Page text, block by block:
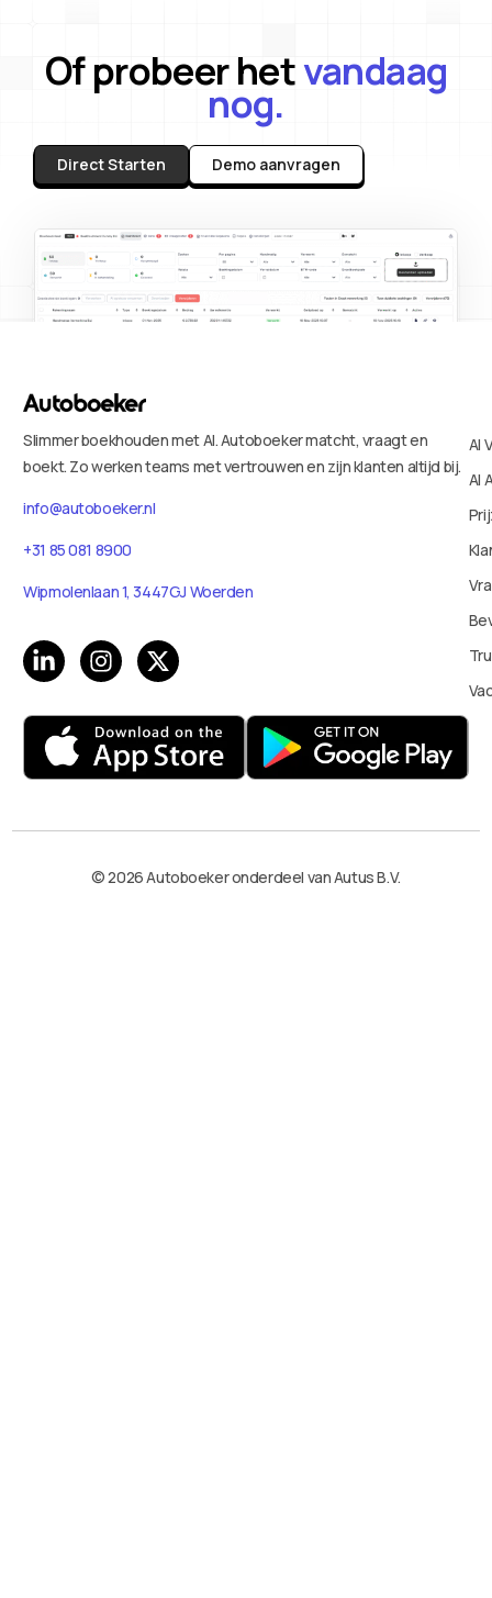
Of probeer hetvandaag
nog.
Direct Starten Demo aanvragen
Slimmer boekhouden met AI. Autoboeker matcht, vraagt en
boekt. Zo werken teams met vertrouwen en zijn klanten altijd bij.
info@autoboeker.nl
+31 85 081 8900
Wipmolenlaan 1, 3447GJ Woerden
AI
AI
© 2026 Autoboeker onderdeel van Autus B.V.